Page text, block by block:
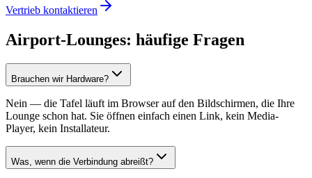
Vertrieb kontaktieren
Airport-Lounges: häufige Fragen
Brauchen wir Hardware?
Nein — die Tafel läuft im Browser auf den Bildschirmen, die Ihre
Lounge schon hat. Sie öffnen einfach einen Link, kein Media-
Player, kein Installateur.
Was, wenn die Verbindung abreißt?